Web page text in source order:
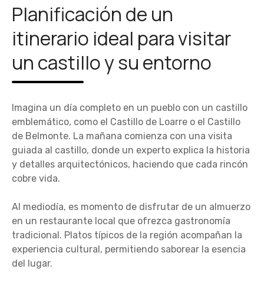
Planificación de un
itinerario ideal para visitar
un castillo y su entorno
Imagina un día completo en un pueblo con un castillo
emblemático, como el Castillo de Loarre o el Castillo
de Belmonte. La mañana comienza con una visita
guiada al castillo, donde un experto explica la historia
y detalles arquitectónicos, haciendo que cada rincón
cobre vida.
Al mediodía, es momento de disfrutar de un almuerzo
en un restaurante local que ofrezca gastronomía
tradicional. Platos típicos de la región acompañan la
experiencia cultural, permitiendo saborear la esencia
del lugar.